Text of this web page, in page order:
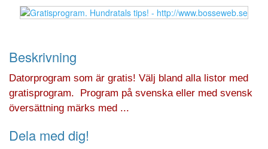
Beskrivning
Datorprogram som är gratis! Välj bland alla listor med
gratisprogram. Program på svenska eller med svensk
översättning märks med ...
Dela med dig!